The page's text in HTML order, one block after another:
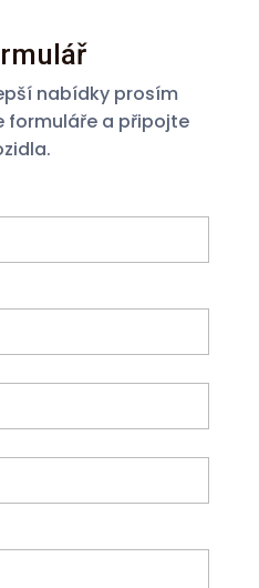
nabídky prosím
formuláře a připojte